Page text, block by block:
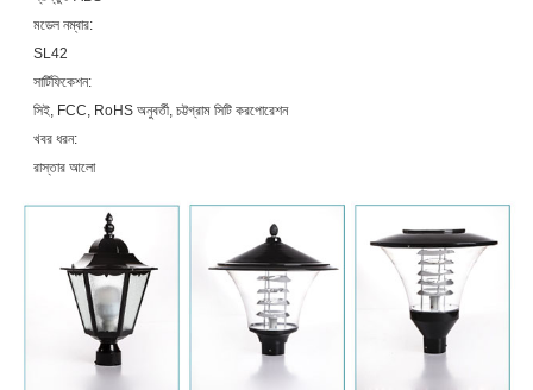
মডেল নম্বার:
SL42
সার্টিফিকেশন:
সিই, FCC, RoHS অনুবর্তী, চট্টগ্রাম সিটি করপোরেশন
খবর ধরন:
রাস্তার আলো